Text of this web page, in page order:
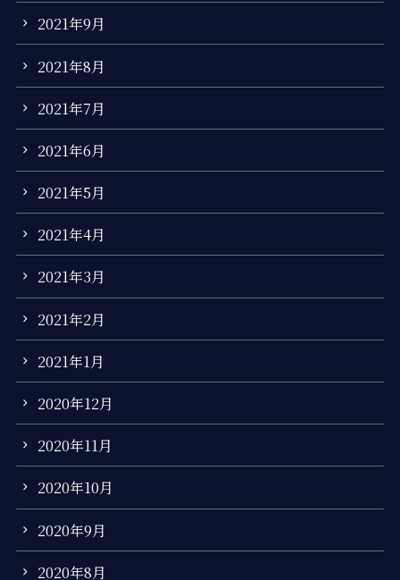
2021年9月
2021年8月
2021年7月
2021年6月
2021年5月
2021年4月
2021年3月
2021年2月
2021年1月
2020年12月
2020年11月
2020年10月
2020年9月
2020年8月